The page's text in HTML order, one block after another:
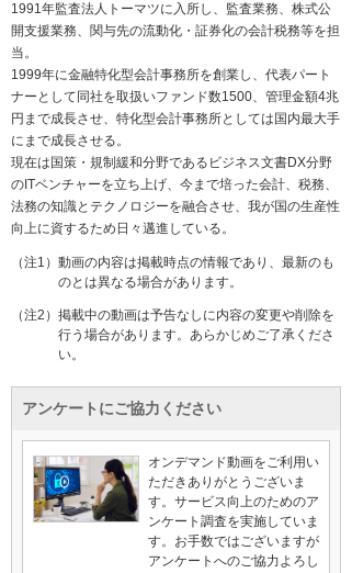
1991年監査法人トーマツに入所し、監査業務、株式公
開支援業務、関与先の流動化・証券化の会計税務等を担
当。
1999年に金融特化型会計事務所を創業し、代表パート
ナーとして同社を取扱いファンド数1500、管理金額4兆
円まで成長させ、特化型会計事務所としては国内最大手
にまで成長させる。
現在は国策・規制緩和分野であるビジネス文書DX分野
のITベンチャーを立ち上げ、今まで培った会計、税務、
法務の知識とテクノロジーを融合させ、我が国の生産性
向上に資するため日々邁進している。
（注1）動画の内容は掲載時点の情報であり、最新のも
のとは異なる場合があります。
（注2）掲載中の動画は予告なしに内容の変更や削除を
行う場合があります。あらかじめご了承くださ
い。
アンケートにご協力ください
オンデマンド動画をご利用い
ただきありがとうございま
す。サービス向上のためのア
ンケート調査を実施していま
す。お手数ではございますが
アンケートへのご協力よろし